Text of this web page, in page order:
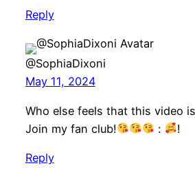
Reply
@SophiaDixoni
May 11, 2024
Who else feels that this video
Join my fan club!
: !
Reply